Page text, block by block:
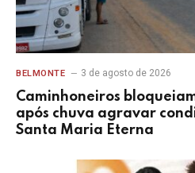
BELMONTE 3 de agosto de 2026
Caminhoneiros bloqueiam
após chuva agravar
Santa Maria Eterna